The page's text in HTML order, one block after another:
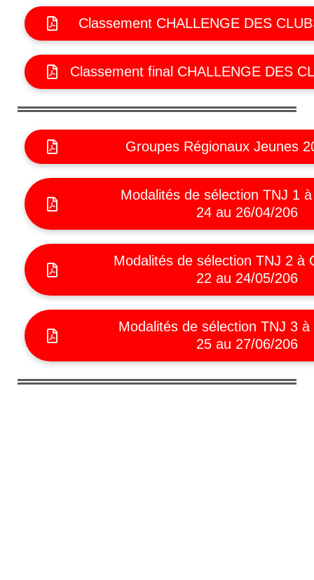
Classement CHALLENGE DES
Classement final CHALLENGE DES
Groupes Régionaux Jeunes
Modalités de sélection TNJ 1
24 au 26/04/206
Modalités de sélection TNJ 2 à
22 au 24/05/206
Modalités de sélection TNJ 3
25 au 27/06/206